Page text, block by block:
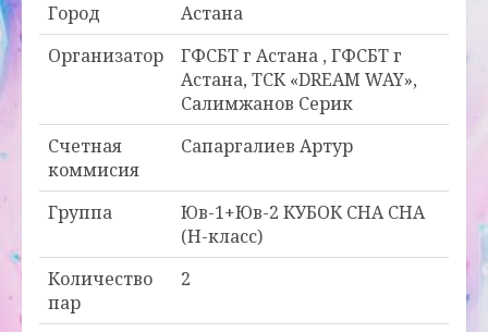
Город
Астана
Организатор
ГФСБТ г Астана , ГФСБТ г
Астана, ТСК «DREAM WAY»,
Салимжанов Серик
Счетная
коммисия
Сапаргалиев Артур
Группа
Юв-1+Юв-2 КУБОК CHA CHA
(Н-класс)
Количество
пар
2